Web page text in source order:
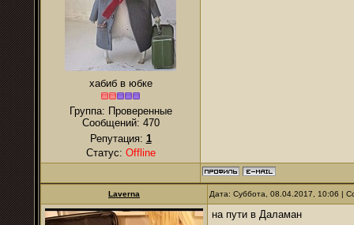
хабиб в юбке
Группа: Проверенные
Сообщений: 470
Репутация: 1
Статус: Offline
Laverna Дата: Суббота, 08.04.2017, 10:06 |
на пути в Даламан